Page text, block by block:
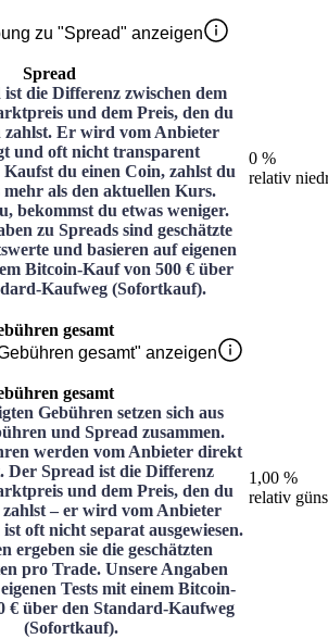
zu "Spread" anzeigen
Spread
die Differenz zwischen dem
und dem Preis, den du
zahlst. Er wird vom Anbieter
und oft nicht transparent
Kaufst du einen Coin, zahlst du
mehr als den aktuellen Kurs.
bekommst du etwas weniger.
zu Spreads sind geschätzte
und basieren auf eigenen
Bitcoin-Kauf von 500 € über
Kaufweg (Sofortkauf).
0 %
relativ
gesamt
gesamt" anzeigen
gesamt
Gebühren setzen sich aus
und Spread zusammen.
werden vom Anbieter direkt
Der Spread ist die Differenz
und dem Preis, den du
– er wird vom Anbieter
oft nicht separat ausgewiesen.
ergeben sie die geschätzten
pro Trade. Unsere Angaben
Tests mit einem Bitcoin-
€ über den Standard-Kaufweg
(Sofortkauf).
1,00 %
relativ